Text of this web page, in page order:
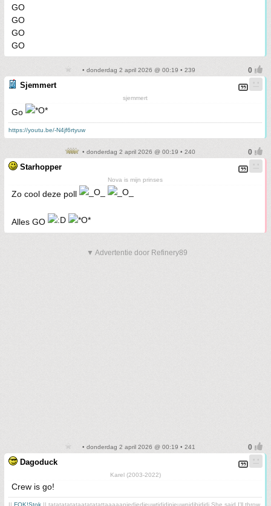
GO
GO
GO
GO
• donderdag 2 april 2026 @ 00:19 • 239
Sjemmert
sjemmert
Go
https://youtu.be/-N4jf6rtyuw
• donderdag 2 april 2026 @ 00:19 • 240
Starhopper
Nova is mijn prinses
Zo cool deze poll
Alles GO
▼ Advertentie door Refinery89
• donderdag 2 april 2026 @ 00:19 • 241
Dagoduck
Karel (2003-2022)
Crew is go!
|| FOK!Stok || tatatatatataatatatattaaaaapiediedieuwtididipieuwpidibididi She said I'll throw